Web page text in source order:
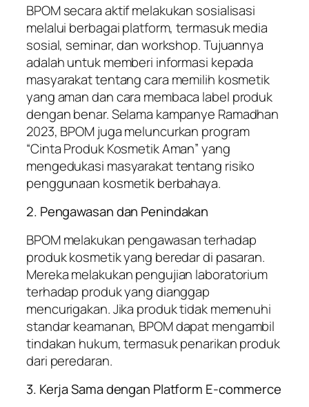
BPOM secara aktif melakukan sosialisasi
melalui berbagai platform, termasuk media
sosial, seminar, dan workshop. Tujuannya
adalah untuk memberi informasi kepada
masyarakat tentang cara memilih kosmetik
yang aman dan cara membaca label produk
dengan benar. Selama kampanye Ramadhan
2023, BPOM juga meluncurkan program
“Cinta Produk Kosmetik Aman” yang
mengedukasi masyarakat tentang risiko
penggunaan kosmetik berbahaya.
2. Pengawasan dan Penindakan
BPOM melakukan pengawasan terhadap
produk kosmetik yang beredar di pasaran.
Mereka melakukan pengujian laboratorium
terhadap produk yang dianggap
mencurigakan. Jika produk tidak memenuhi
standar keamanan, BPOM dapat mengambil
tindakan hukum, termasuk penarikan produk
dari peredaran.
3. Kerja Sama dengan Platform E-commerce